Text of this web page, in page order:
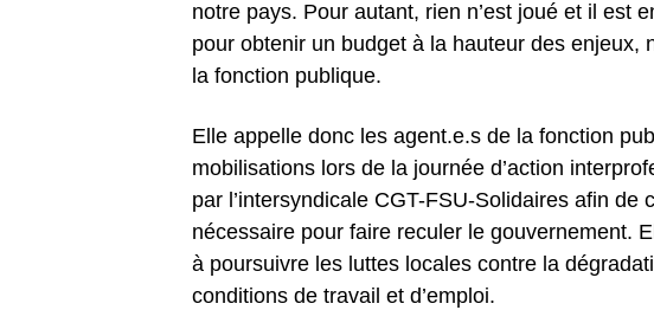
notre pays. Pour autant, rien n’est joué et il est
pour obtenir un budget à la hauteur des enjeux,
la fonction publique.
Elle appelle donc les agent.e.s de la fonction
mobilisations lors de la journée d’action
par l’intersyndicale CGT-FSU-Solidaires afin de
nécessaire pour faire reculer le gouvernement.
à poursuivre les luttes locales contre la
conditions de travail et d’emploi.